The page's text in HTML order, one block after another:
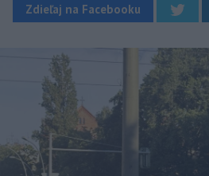
Zdieľaj na Facebooku